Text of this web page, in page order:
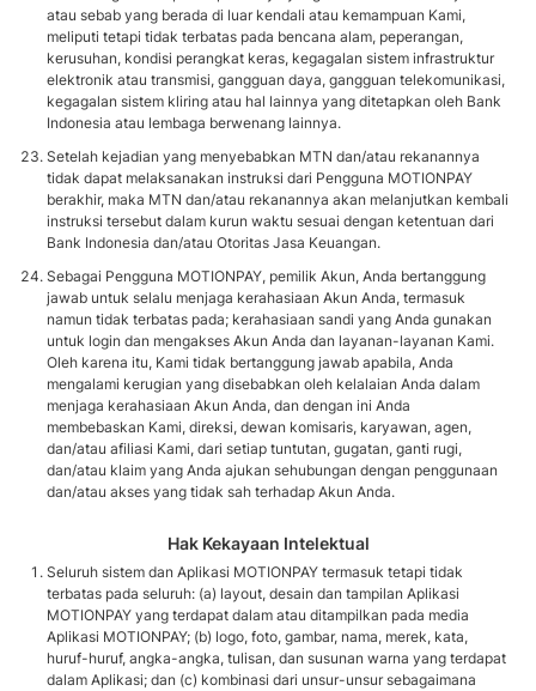
atau sebab yang berada di luar kendali atau kemampuan Kami,
meliputi tetapi tidak terbatas pada bencana alam, peperangan,
kerusuhan, kondisi perangkat keras, kegagalan sistem infrastruktur
elektronik atau transmisi, gangguan daya, gangguan telekomunikasi,
kegagalan sistem kliring atau hal lainnya yang ditetapkan oleh Bank
Indonesia atau lembaga berwenang lainnya.
Setelah kejadian yang menyebabkan MTN dan/atau rekanannya
tidak dapat melaksanakan instruksi dari Pengguna MOTIONPAY
berakhir, maka MTN dan/atau rekanannya akan melanjutkan kembali
instruksi tersebut dalam kurun waktu sesuai dengan ketentuan dari
Bank Indonesia dan/atau Otoritas Jasa Keuangan.
Sebagai Pengguna MOTIONPAY, pemilik Akun, Anda bertanggung
jawab untuk selalu menjaga kerahasiaan Akun Anda, termasuk
namun tidak terbatas pada; kerahasiaan sandi yang Anda gunakan
untuk login dan mengakses Akun Anda dan layanan-layanan Kami.
Oleh karena itu, Kami tidak bertanggung jawab apabila, Anda
mengalami kerugian yang disebabkan oleh kelalaian Anda dalam
menjaga kerahasiaan Akun Anda, dan dengan ini Anda
membebaskan Kami, direksi, dewan komisaris, karyawan, agen,
dan/atau afiliasi Kami, dari setiap tuntutan, gugatan, ganti rugi,
dan/atau klaim yang Anda ajukan sehubungan dengan penggunaan
dan/atau akses yang tidak sah terhadap Akun Anda.
Hak Kekayaan Intelektual
Seluruh sistem dan Aplikasi MOTIONPAY termasuk tetapi tidak
terbatas pada seluruh: (a) layout, desain dan tampilan Aplikasi
MOTIONPAY yang terdapat dalam atau ditampilkan pada media
Aplikasi MOTIONPAY; (b) logo, foto, gambar, nama, merek, kata,
huruf-huruf, angka-angka, tulisan, dan susunan warna yang terdapat
dalam Aplikasi; dan (c) kombinasi dari unsur-unsur sebagaimana